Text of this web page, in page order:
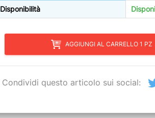
Disponibilità
AGGIUNGI AL CARRELLO 1 PZ
Condividi questo articolo sui social: